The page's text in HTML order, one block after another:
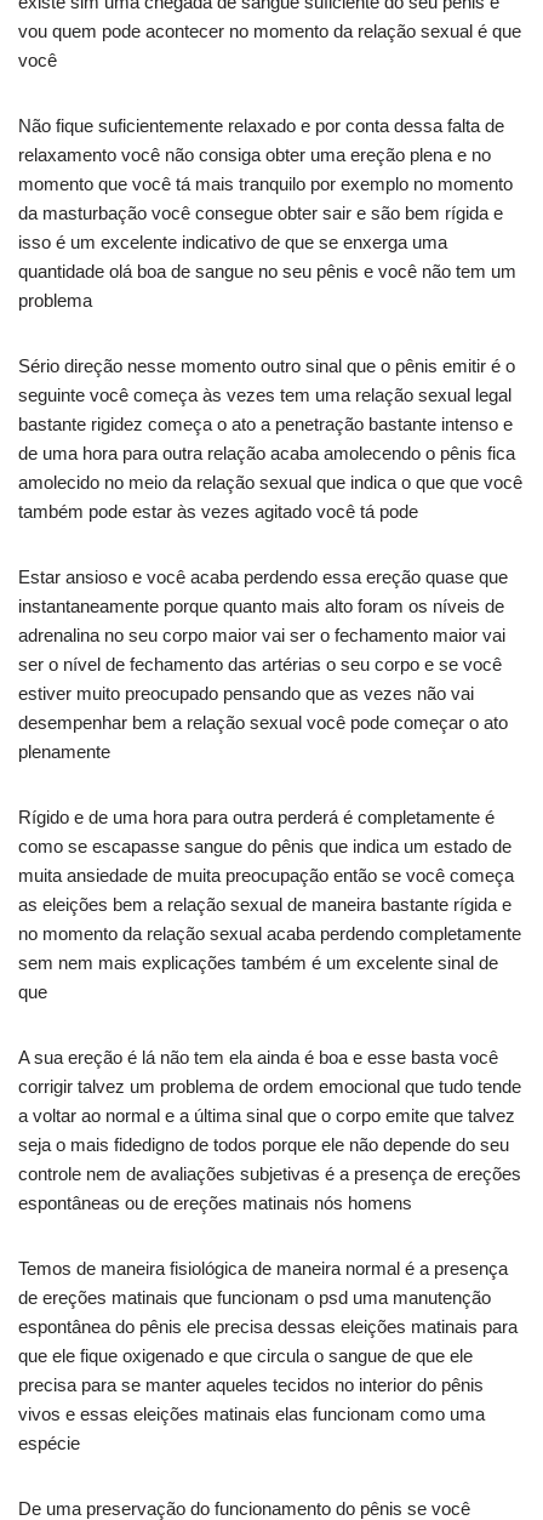
vou quem pode acontecer no momento da relação sexual é que
você
Não fique suficientemente relaxado e por conta dessa falta de
relaxamento você não consiga obter uma ereção plena e no
momento que você tá mais tranquilo por exemplo no momento
da masturbação você consegue obter sair e são bem rígida e
isso é um excelente indicativo de que se enxerga uma
quantidade olá boa de sangue no seu pênis e você não tem um
problema
Sério direção nesse momento outro sinal que o pênis emitir é o
seguinte você começa às vezes tem uma relação sexual legal
bastante rigidez começa o ato a penetração bastante intenso e
de uma hora para outra relação acaba amolecendo o pênis fica
amolecido no meio da relação sexual que indica o que que você
também pode estar às vezes agitado você tá pode
Estar ansioso e você acaba perdendo essa ereção quase que
instantaneamente porque quanto mais alto foram os níveis de
adrenalina no seu corpo maior vai ser o fechamento maior vai
ser o nível de fechamento das artérias o seu corpo e se você
estiver muito preocupado pensando que as vezes não vai
desempenhar bem a relação sexual você pode começar o ato
plenamente
Rígido e de uma hora para outra perderá é completamente é
como se escapasse sangue do pênis que indica um estado de
muita ansiedade de muita preocupação então se você começa
as eleições bem a relação sexual de maneira bastante rígida e
no momento da relação sexual acaba perdendo completamente
sem nem mais explicações também é um excelente sinal de
que
A sua ereção é lá não tem ela ainda é boa e esse basta você
corrigir talvez um problema de ordem emocional que tudo tende
a voltar ao normal e a última sinal que o corpo emite que talvez
seja o mais fidedigno de todos porque ele não depende do seu
controle nem de avaliações subjetivas é a presença de ereções
espontâneas ou de ereções matinais nós homens
Temos de maneira fisiológica de maneira normal é a presença
de ereções matinais que funcionam o psd uma manutenção
espontânea do pênis ele precisa dessas eleições matinais para
que ele fique oxigenado e que circula o sangue de que ele
precisa para se manter aqueles tecidos no interior do pênis
vivos e essas eleições matinais elas funcionam como uma
espécie
De uma preservação do funcionamento do pênis se você